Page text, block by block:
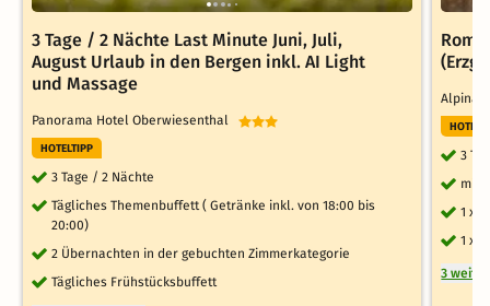
3 Tage / 2 Nächte Last Minute Juni, Juli,
August Urlaub in den Bergen inkl. AI Light
und Massage
Panorama Hotel Oberwiesenthal
HOTELTIPP
3 Tage / 2 Nächte
Tägliches Themenbuffett ( Getränke inkl. von 18:00 bis
20:00)
2 Übernachten in der gebuchten Zimmerkategorie
Tägliches Frühstücksbuffett
Alpina
3
mit
1 x
1 x
3